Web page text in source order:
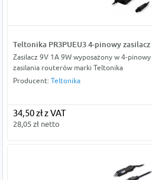
Teltonika PR3PUEU3 4-pinowy zasilacz
Zasilacz 9V 1A 9W wyposażony w 4-
zasilania routerów marki Teltonika
Producent: Teltonika
34,50 zł z VAT
28,05 zł netto